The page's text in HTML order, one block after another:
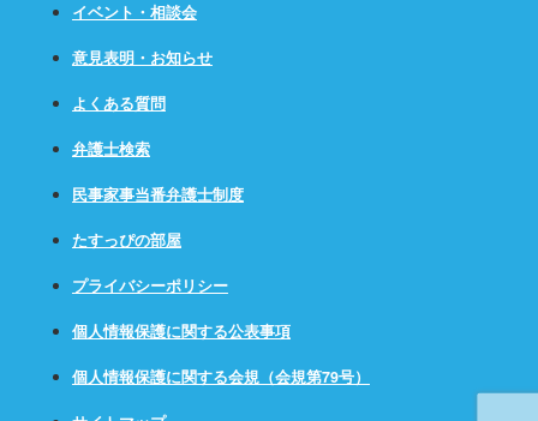
イベント・相談会
意見表明・お知らせ
よくある質問
弁護士検索
民事家事当番弁護士制度
たすっぴの部屋
プライバシーポリシー
個人情報保護に関する公表事項
個人情報保護に関する会規（会規第79号）